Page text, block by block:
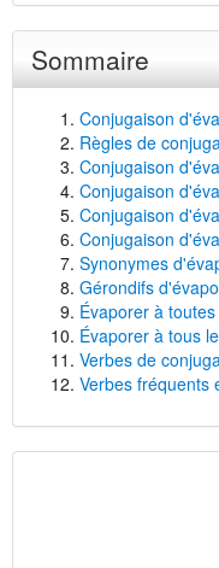
Sommaire
Conjugaison
Règles de
Conjugaison
Conjugaison
Conjugaison
Conjugaison
Synonymes
Gérondifs
Évaporer à
Évaporer à tous
Verbes de
Verbes fréquents